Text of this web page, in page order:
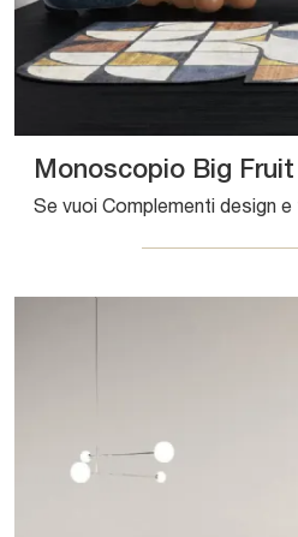
Monoscopio Big Fruit